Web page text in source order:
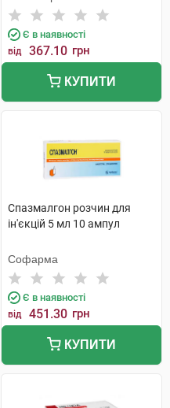
Є в наявності
від 367.10 грн
КУПИТИ
Спазмалгон розчин для
ін'єкцій 5 мл 10 ампул
Софарма
Є в наявності
від 451.30 грн
КУПИТИ